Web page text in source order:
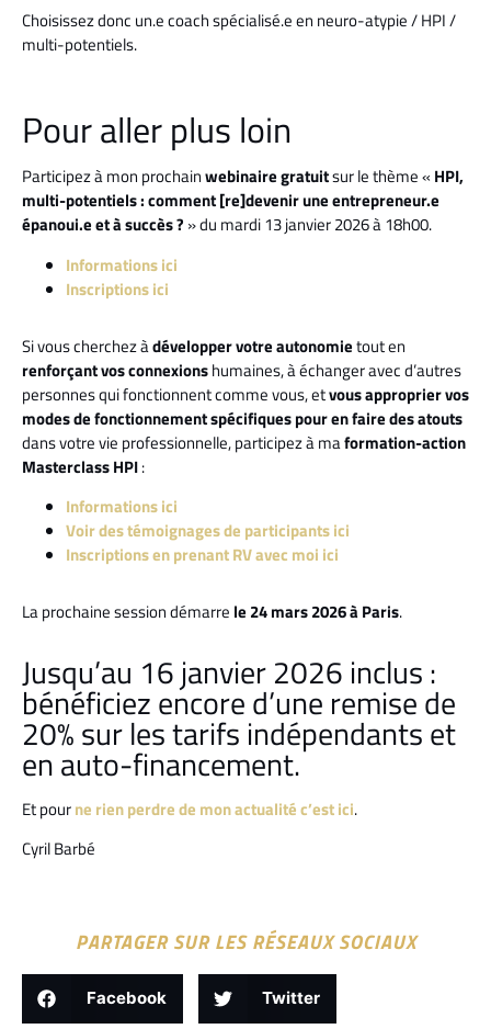
Choisissez donc un.e coach spécialisé.e en neuro-atypie / HPI /
multi-potentiels.
Pour aller plus loin
Participez à mon prochainwebinaire gratuitsur le thème « HPI,
multi-potentiels : comment [re]devenir une entrepreneur.e
épanoui.e et à succès ? » du mardi 13 janvier 2026 à 18h00.
Informations ici
Inscriptions ici
Si vous cherchez àdévelopper votre autonomietout en
renforçant vos connexionshumaines, à échanger avec d’autres
personnes qui fonctionnent comme vous, etvous approprier vos
modes de fonctionnement spécifiques pour en faire des atouts
dans votre vie professionnelle, participez à maformation-action
Masterclass HPI:
Informations ici
Voir des témoignages de participants ici
Inscriptions en prenant RV avec moi ici
La prochaine session démarre le 24 mars 2026 à Paris.
Jusqu’au 16 janvier 2026 inclus :
bénéficiez encore d’une remise de
20% sur les tarifs indépendants et
en auto-financement.
Et pourne rien perdre de mon actualité c’est ici.
Cyril Barbé
PARTAGER SUR LES RÉSEAUX SOCIAUX
Facebook Twitter